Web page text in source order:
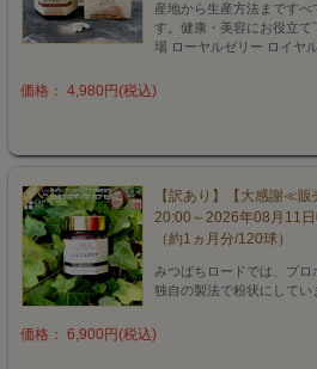
産地から生産方法まです
す。健康・美容にお役立
場 ローヤルゼリー ロイヤ
価格： 4,980円(税込)
【訳あり】【大感謝≪
20:00～2026年08月11
（約1ヵ月分/120球）
みつばちロードでは、プロ
独自の製法で粉状にしてい
価格： 6,900円(税込)